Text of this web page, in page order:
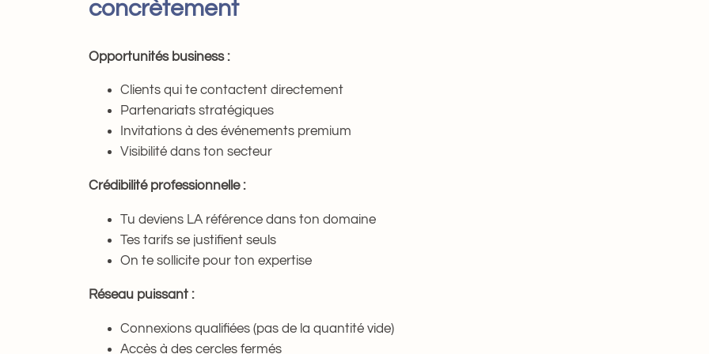
concrètement
Opportunités business :
Clients qui te contactent directement
Partenariats stratégiques
Invitations à des événements premium
Visibilité dans ton secteur
Crédibilité professionnelle :
Tu deviens LA référence dans ton domaine
Tes tarifs se justifient seuls
On te sollicite pour ton expertise
Réseau puissant :
Connexions qualifiées (pas de la quantité vide)
Accès à des cercles fermés